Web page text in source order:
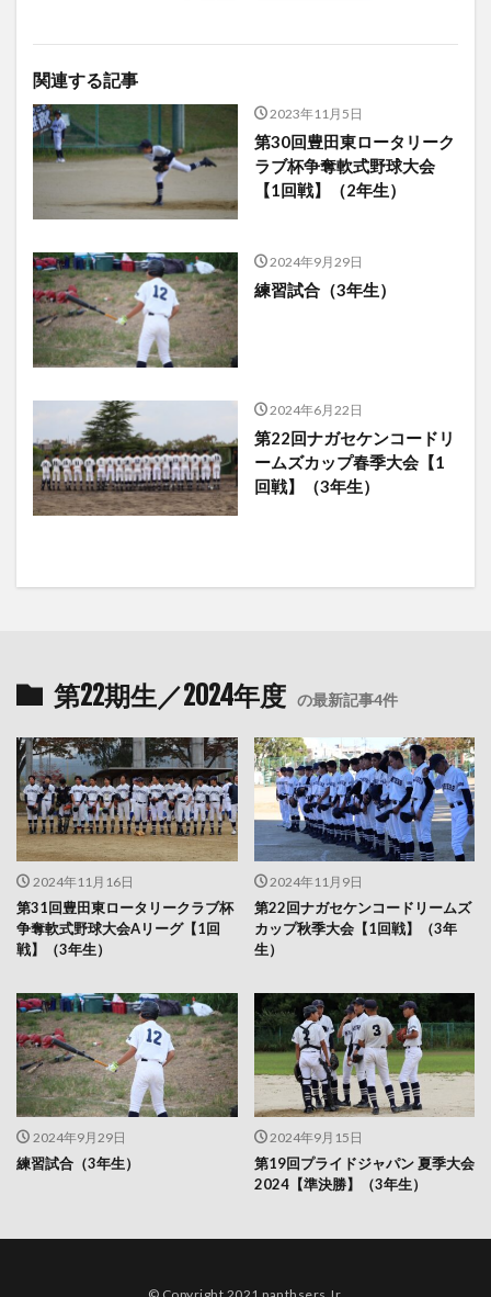
関連する記事
2023年11月5日
第30回豊田東ロータリーク
ラブ杯争奪軟式野球大会
【1回戦】（2年生）
2024年9月29日
練習試合（3年生）
2024年6月22日
第22回ナガセケンコードリ
ームズカップ春季大会【1
回戦】（3年生）
第22期生／2024年度 の最新記事4件
2024年11月16日
第31回豊田東ロータリークラブ杯
争奪軟式野球大会Aリーグ【1回
戦】（3年生）
2024年11月9日
第22回ナガセケンコードリームズ
カップ秋季大会【1回戦】（3年
生）
2024年9月29日
練習試合（3年生）
2024年9月15日
第19回プライドジャパン 夏季大会
2024【準決勝】（3年生）